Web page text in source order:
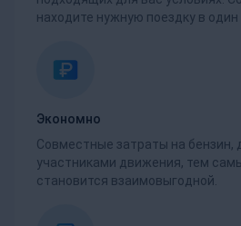
находите нужную поездку в один
Экономно
Совместные затраты на бензин,
участниками движения, тем
становится взаимовыгодной.